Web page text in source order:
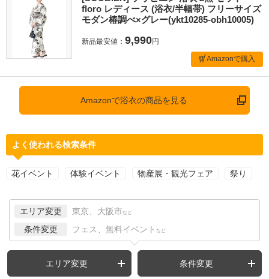
floro レディース (浴衣/半幅帯) フリーサイズ
モダン椿調べ×グレー(ykt10285-obh10005)
新品最安値： 9,990円
Amazonで購入
Amazonで浴衣の商品を見る
よく使われる検索条件
花イベント 体験イベント 物産展・観光フェア 祭り
エリア変更 東京、大阪市 など
条件変更 フェス、無料イベント など
エリア変更 条件変更